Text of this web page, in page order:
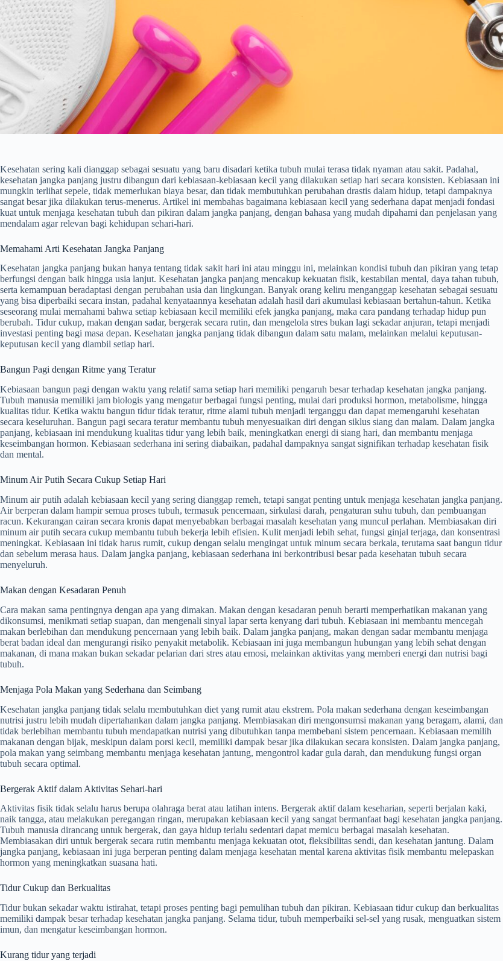
Kesehatan sering kali dianggap sebagai sesuatu yang baru disadari ketika tubuh mulai terasa tidak nyaman atau sakit. Padahal,
kesehatan jangka panjang justru dibangun dari kebiasaan-kebiasaan kecil yang dilakukan setiap hari secara konsisten. Kebiasaan ini
mungkin terlihat sepele, tidak memerlukan biaya besar, dan tidak membutuhkan perubahan drastis dalam hidup, tetapi dampaknya
sangat besar jika dilakukan terus-menerus. Artikel ini membahas bagaimana kebiasaan kecil yang sederhana dapat menjadi fondasi
kuat untuk menjaga kesehatan tubuh dan pikiran dalam jangka panjang, dengan bahasa yang mudah dipahami dan penjelasan yang
mendalam agar relevan bagi kehidupan sehari-hari.
Memahami Arti Kesehatan Jangka Panjang
Kesehatan jangka panjang bukan hanya tentang tidak sakit hari ini atau minggu ini, melainkan kondisi tubuh dan pikiran yang tetap
berfungsi dengan baik hingga usia lanjut. Kesehatan jangka panjang mencakup kekuatan fisik, kestabilan mental, daya tahan tubuh,
serta kemampuan beradaptasi dengan perubahan usia dan lingkungan. Banyak orang keliru menganggap kesehatan sebagai sesuatu
yang bisa diperbaiki secara instan, padahal kenyataannya kesehatan adalah hasil dari akumulasi kebiasaan bertahun-tahun. Ketika
seseorang mulai memahami bahwa setiap kebiasaan kecil memiliki efek jangka panjang, maka cara pandang terhadap hidup pun
berubah. Tidur cukup, makan dengan sadar, bergerak secara rutin, dan mengelola stres bukan lagi sekadar anjuran, tetapi menjadi
investasi penting bagi masa depan. Kesehatan jangka panjang tidak dibangun dalam satu malam, melainkan melalui keputusan-
keputusan kecil yang diambil setiap hari.
Bangun Pagi dengan Ritme yang Teratur
Kebiasaan bangun pagi dengan waktu yang relatif sama setiap hari memiliki pengaruh besar terhadap kesehatan jangka panjang.
Tubuh manusia memiliki jam biologis yang mengatur berbagai fungsi penting, mulai dari produksi hormon, metabolisme, hingga
kualitas tidur. Ketika waktu bangun tidur tidak teratur, ritme alami tubuh menjadi terganggu dan dapat memengaruhi kesehatan
secara keseluruhan. Bangun pagi secara teratur membantu tubuh menyesuaikan diri dengan siklus siang dan malam. Dalam jangka
panjang, kebiasaan ini mendukung kualitas tidur yang lebih baik, meningkatkan energi di siang hari, dan membantu menjaga
keseimbangan hormon. Kebiasaan sederhana ini sering diabaikan, padahal dampaknya sangat signifikan terhadap kesehatan fisik
dan mental.
Minum Air Putih Secara Cukup Setiap Hari
Minum air putih adalah kebiasaan kecil yang sering dianggap remeh, tetapi sangat penting untuk menjaga kesehatan jangka panjang.
Air berperan dalam hampir semua proses tubuh, termasuk pencernaan, sirkulasi darah, pengaturan suhu tubuh, dan pembuangan
racun. Kekurangan cairan secara kronis dapat menyebabkan berbagai masalah kesehatan yang muncul perlahan. Membiasakan diri
minum air putih secara cukup membantu tubuh bekerja lebih efisien. Kulit menjadi lebih sehat, fungsi ginjal terjaga, dan konsentrasi
meningkat. Kebiasaan ini tidak harus rumit, cukup dengan selalu mengingat untuk minum secara berkala, terutama saat bangun tidur
dan sebelum merasa haus. Dalam jangka panjang, kebiasaan sederhana ini berkontribusi besar pada kesehatan tubuh secara
menyeluruh.
Makan dengan Kesadaran Penuh
Cara makan sama pentingnya dengan apa yang dimakan. Makan dengan kesadaran penuh berarti memperhatikan makanan yang
dikonsumsi, menikmati setiap suapan, dan mengenali sinyal lapar serta kenyang dari tubuh. Kebiasaan ini membantu mencegah
makan berlebihan dan mendukung pencernaan yang lebih baik. Dalam jangka panjang, makan dengan sadar membantu menjaga
berat badan ideal dan mengurangi risiko penyakit metabolik. Kebiasaan ini juga membangun hubungan yang lebih sehat dengan
makanan, di mana makan bukan sekadar pelarian dari stres atau emosi, melainkan aktivitas yang memberi energi dan nutrisi bagi
tubuh.
Menjaga Pola Makan yang Sederhana dan Seimbang
Kesehatan jangka panjang tidak selalu membutuhkan diet yang rumit atau ekstrem. Pola makan sederhana dengan keseimbangan
nutrisi justru lebih mudah dipertahankan dalam jangka panjang. Membiasakan diri mengonsumsi makanan yang beragam, alami, dan
tidak berlebihan membantu tubuh mendapatkan nutrisi yang dibutuhkan tanpa membebani sistem pencernaan. Kebiasaan memilih
makanan dengan bijak, meskipun dalam porsi kecil, memiliki dampak besar jika dilakukan secara konsisten. Dalam jangka panjang,
pola makan yang seimbang membantu menjaga kesehatan jantung, mengontrol kadar gula darah, dan mendukung fungsi organ
tubuh secara optimal.
Bergerak Aktif dalam Aktivitas Sehari-hari
Aktivitas fisik tidak selalu harus berupa olahraga berat atau latihan intens. Bergerak aktif dalam keseharian, seperti berjalan kaki,
naik tangga, atau melakukan peregangan ringan, merupakan kebiasaan kecil yang sangat bermanfaat bagi kesehatan jangka panjang.
Tubuh manusia dirancang untuk bergerak, dan gaya hidup terlalu sedentari dapat memicu berbagai masalah kesehatan.
Membiasakan diri untuk bergerak secara rutin membantu menjaga kekuatan otot, fleksibilitas sendi, dan kesehatan jantung. Dalam
jangka panjang, kebiasaan ini juga berperan penting dalam menjaga kesehatan mental karena aktivitas fisik membantu melepaskan
hormon yang meningkatkan suasana hati.
Tidur Cukup dan Berkualitas
Tidur bukan sekadar waktu istirahat, tetapi proses penting bagi pemulihan tubuh dan pikiran. Kebiasaan tidur cukup dan berkualitas
memiliki dampak besar terhadap kesehatan jangka panjang. Selama tidur, tubuh memperbaiki sel-sel yang rusak, menguatkan sistem
imun, dan mengatur keseimbangan hormon.
Kurang tidur yang terjadi